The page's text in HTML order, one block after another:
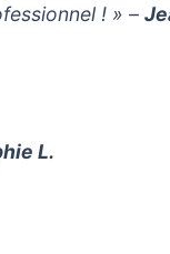
! » –
L.